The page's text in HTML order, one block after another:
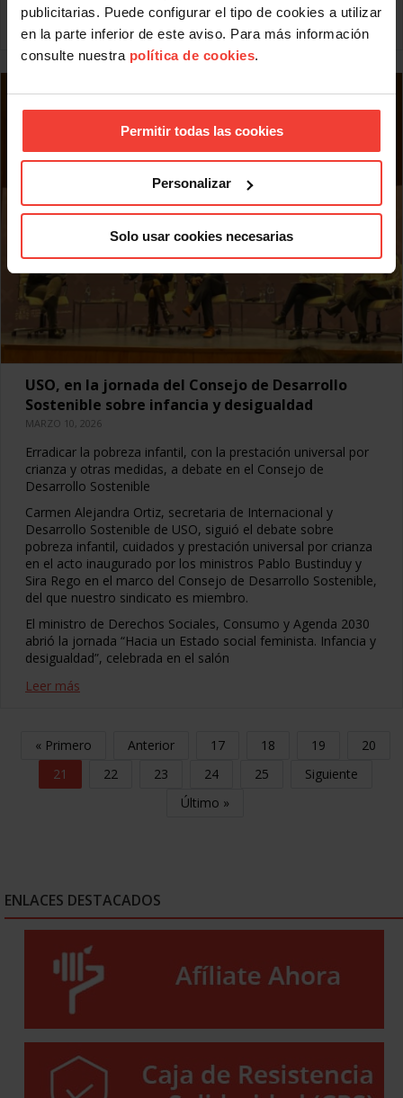
publicitarias. Puede configurar el tipo de cookies a utilizar
en la parte inferior de este aviso. Para más información
consulte nuestra política de cookies.
Permitir todas las cookies
Personalizar
Solo usar cookies necesarias
Leer más
USO, en la jornada del Consejo de Desarrollo
Sostenible sobre infancia y desigualdad
MARZO 10, 2026
Erradicar la pobreza infantil, con la prestación universal por
crianza y otras medidas, a debate en el Consejo de
Desarrollo Sostenible
Carmen Alejandra Ortiz, secretaria de Internacional y
Desarrollo Sostenible de USO, siguió el debate sobre
pobreza infantil, cuidados y prestación universal por crianza
en el acto inaugurado por los ministros Pablo Bustinduy y
Sira Rego en el marco del Consejo de Desarrollo Sostenible,
del que nuestro sindicato es miembro.
El ministro de Derechos Sociales, Consumo y Agenda 2030
abrió la jornada “Hacia un Estado social feminista. Infancia y
desigualdad”, celebrada en el salón
Leer más
« Primero Anterior 17 18 19
20
21
22 23 24 25
Siguiente
Último »
ENLACES DESTACADOS